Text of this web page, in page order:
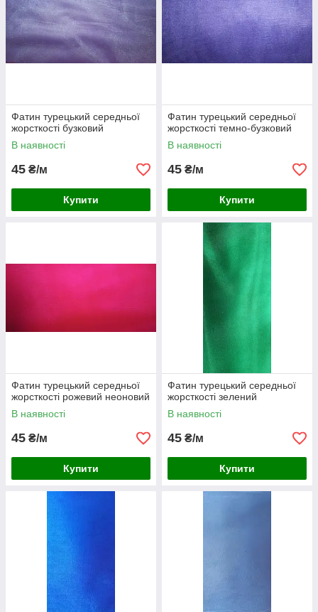
Фатин турецький середньої
жорсткості бузковий
В наявності
45 ₴/м
Купити
Фатин турецький середньої
жорсткості темно-бузковий
В наявності
45 ₴/м
Купити
Фатин турецький середньої
жорсткості рожевий неоновий
В наявності
45 ₴/м
Купити
Фатин турецький середньої
жорсткості зелений
В наявності
45 ₴/м
Купити